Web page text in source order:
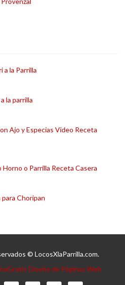
a la Parrilla
la parrilla
Ajo y Especias Video Receta
Horno o Parrilla Receta Casera
para Choripan
© LocosXlaParrilla.com.
Diseño de Páginas Web